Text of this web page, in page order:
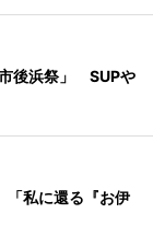
後浜祭」 SUPや
私に還る『お伊